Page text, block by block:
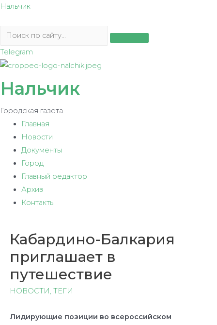
Перейти
содержимому
Нальчик
Telegram
Нальчик
Городская газета
Главная
Новости
Документы
Город
Главный редактор
Архив
Контакты
Кабардино-Балкария
приглашает в
путешествие
НОВОСТИ, ТЕГИ
Лидирующие позиции во всероссийском